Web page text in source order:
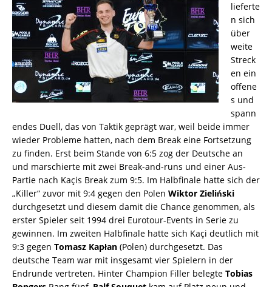
lieferte
n sich
über
weite
Streck
en ein
offene
s und
spann
endes Duell, das von Taktik geprägt war, weil beide immer
wieder Probleme hatten, nach dem Break eine Fortsetzung
zu finden. Erst beim Stande von 6:5 zog der Deutsche an
und marschierte mit zwei Break-and-runs und einer Aus-
Partie nach Kaçis Break zum 9:5. Im Halbfinale hatte sich der
„Killer“ zuvor mit 9:4 gegen den Polen Wiktor Zieliński
durchgesetzt und diesem damit die Chance genommen, als
erster Spieler seit 1994 drei Eurotour-Events in Serie zu
gewinnen. Im zweiten Halbfinale hatte sich Kaçi deutlich mit
9:3 gegen Tomasz Kapłan (Polen) durchgesetzt. Das
deutsche Team war mit insgesamt vier Spielern in der
Endrunde vertreten. Hinter Champion Filler belegte Tobias